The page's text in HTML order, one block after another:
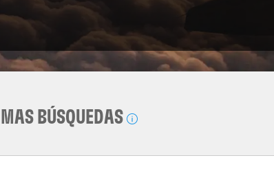
BÚSQUEDAS